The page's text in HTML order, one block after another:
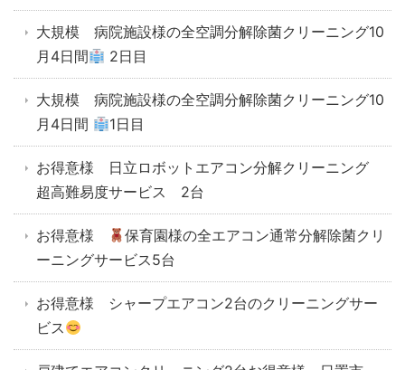
大規模 病院施設様の全空調分解除菌クリーニング10
月4日間
2日目
大規模 病院施設様の全空調分解除菌クリーニング10
月4日間
1日目
お得意様 日立ロボットエアコン分解クリーニング
超高難易度サービス 2台
お得意様
保育園様の全エアコン通常分解除菌クリ
ーニングサービス5台
お得意様 シャープエアコン2台のクリーニングサー
ビス